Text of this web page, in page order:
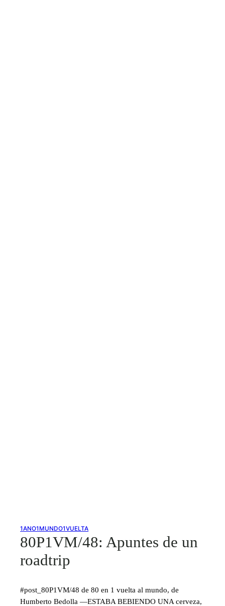
1ANO1MUNDO1VUELTA
80P1VM/48: Apuntes de un
roadtrip
#post_80P1VM/48 de 80 en 1 vuelta al mundo, de
Humberto Bedolla —ESTABA BEBIENDO UNA cerveza,